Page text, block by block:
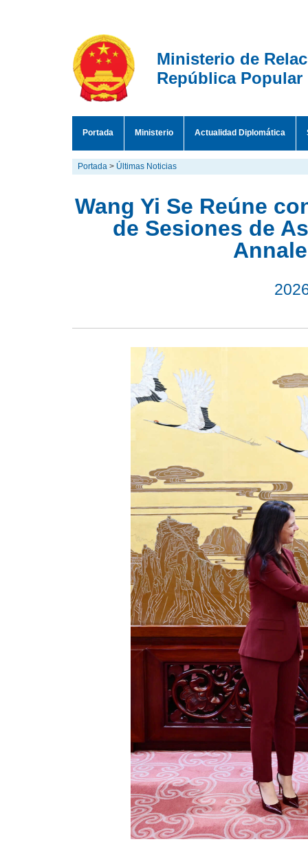
Ministerio de
República Popular
Portada Ministerio Actualidad Diplomática
Portada > Últimas Noticias
Wang Yi Se Reúne
de Sesiones de